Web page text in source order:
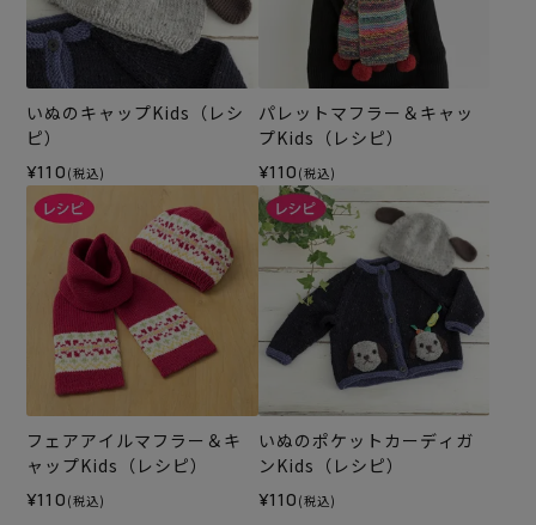
いぬのキャップKids（レシ
ピ）
¥110 (税込)
パレットマフラー＆キャッ
プKids（レシピ）
¥110 (税込)
フェアアイルマフラー＆キ
ャップKids（レシピ）
¥110 (税込)
いぬのポケットカーディガ
ンKids（レシピ）
¥110 (税込)